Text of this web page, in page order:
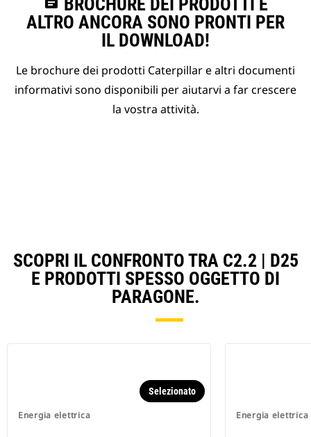
BROCHURE DEI PRODOTTI E
ALTRO ANCORA SONO PRONTI PER
IL DOWNLOAD!
Le brochure dei prodotti Caterpillar e altri documenti
informativi sono disponibili per aiutarvi a far crescere
la vostra attività.
SCOPRI IL CONFRONTO TRA C2.2 | D25
E PRODOTTI SPESSO OGGETTO DI
PARAGONE.
Energia elettrica
Selezionato
Energia elettrica